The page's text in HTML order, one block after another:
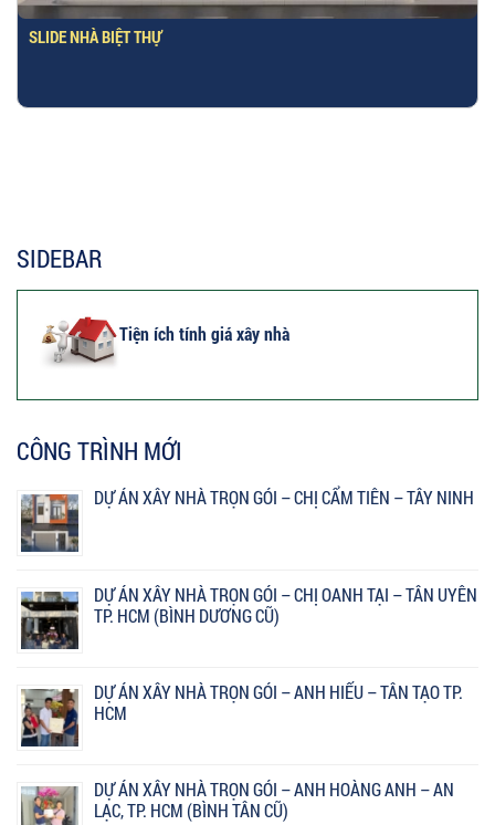
SLIDE NHÀ BIỆT THỰ
SIDEBAR
Tiện ích tính giá xây nhà
CÔNG TRÌNH MỚI
DỰ ÁN XÂY NHÀ TRỌN GÓI – CHỊ CẨM TIÊN – TÂY NINH
DỰ ÁN XÂY NHÀ TRỌN GÓI – CHỊ OANH TẠI – TÂN UYÊN
TP. HCM (BÌNH DƯƠNG CŨ)
DỰ ÁN XÂY NHÀ TRỌN GÓI – ANH HIẾU – TÂN TẠO TP.
HCM
DỰ ÁN XÂY NHÀ TRỌN GÓI – ANH HOÀNG ANH – AN
LẠC, TP. HCM (BÌNH TÂN CŨ)